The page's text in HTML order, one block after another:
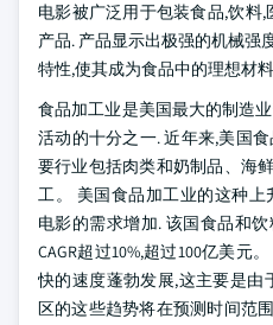
电影被广泛用于包装食品,饮料
产品. 产品显示出极强的机械强
特性,使其成为食品中的理想材料
食品加工业是美国最大的制造
活动的十分之一. 近年来,美国
要行业包括肉类和奶制品、海
工。 美国食品加工业的这种上
电影的需求增加. 该国食品和
CAGR超过10%,超过100亿美元
快的速度蓬勃发展,这主要是由
区的这些趋势将在预测时间范